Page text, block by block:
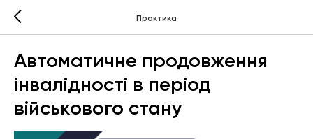
Практика
Автоматичне продовження
інвалідності в період
військового стану